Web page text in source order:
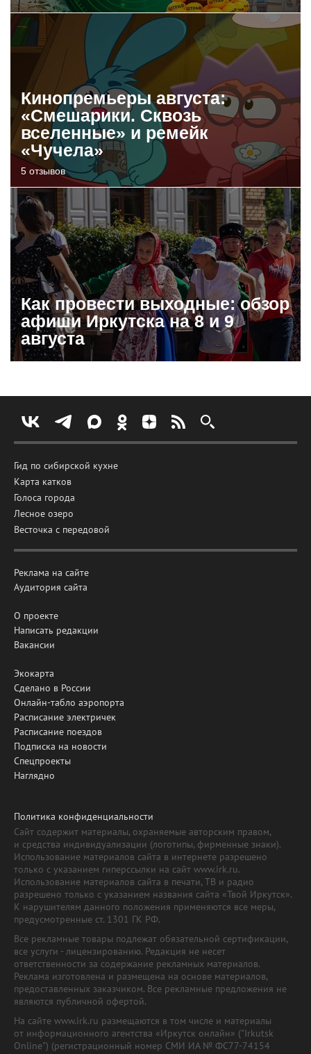
Кинопремьеры августа:
«Смешарики. Сквозь
вселенные» и ремейк
«Чучела»
5 отзывов
Как провести выходные: обзор
афиши Иркутска на 8 и 9
августа
Гид по сибирской кухне
Карта катков
Голоса города
Лесное озеро
Весточка с передовой
Реклама на сайте
Аудитория сайта
О проекте
Написать редакции
Вакансии
Экокарта
Сделано в России
Онлайн-табло аэропорта
Расписание электричек
Расписание поездов
Подписка на новости
Спецпроекты
Наглядно
Политика конфиденциальности
Сайт содержит материалы, охраняемые авторским правом,
и средства индивидуализации (логотипы, фирменные знаки).
Использование материалов сайта в интернете разрешено
только с указанием гиперссылки на сайт www.irk.ru.
Использование материалов сайта в печати, ТВ и радио
разрешено только с указанием названия сайта «Твой Иркутск».
К нарушителям данного положения применяются все меры,
предусмотренные ст. 1301 ГК РФ.
Все рекламные товары подлежат обязательной сертификации,
все услуги - лицензированию. Редакция не несет
ответственности за содержание рекламных материалов.
Реклама изготовлена и размещена на основе материалов,
предоставленных заказчиком. Все рекламные предложения не
являются публичной офертой.
На сайте www.irk.ru размещаются в том числе и материалы
от информационного агентства «Иркутск онлайн» ("Irkutsk
Online") (регистрационный номер СМИ ИА № ФС77-74154